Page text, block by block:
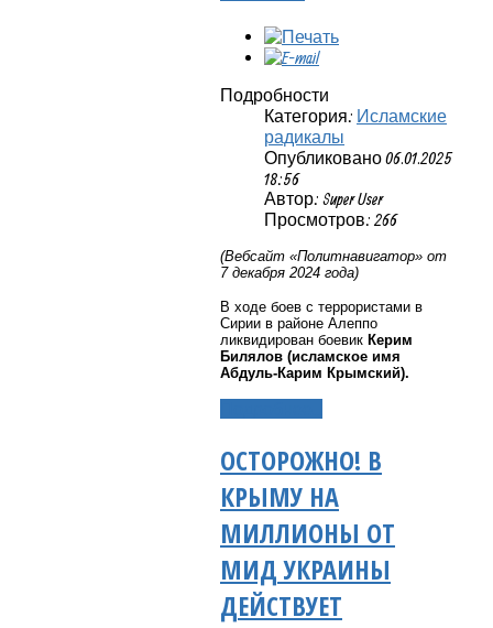
Подробности
Категория: Исламские
радикалы
Опубликовано 06.01.2025
18:56
Автор: Super User
Просмотров: 266
(Вебсайт «Политнавигатор» от
7 декабря 2024 года)
В ходе боев с террористами в
Сирии в районе Алеппо
ликвидирован боевик Керим
Билялов (исламское имя
Абдуль-Карим Крымский).
ОСТОРОЖНО! В
КРЫМУ НА
МИЛЛИОНЫ ОТ
МИД УКРАИНЫ
ДЕЙСТВУЕТ